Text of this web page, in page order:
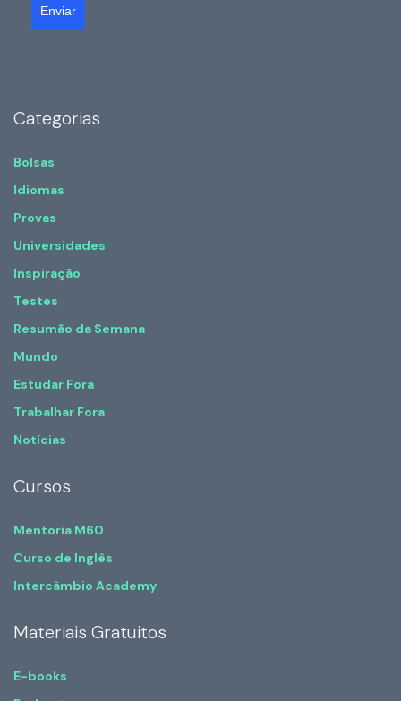
Enviar
Categorias
Bolsas
Idiomas
Provas
Universidades
Inspiração
Testes
Resumão da Semana
Mundo
Estudar Fora
Trabalhar Fora
Notícias
Cursos
Mentoria M60
Curso de Inglês
Intercâmbio Academy
Materiais Gratuitos
E-books